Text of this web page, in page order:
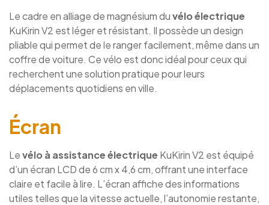
Le cadre en alliage de magnésium duvélo électrique
KuKirin V2 est léger et résistant. Il possède un design
pliable qui permet de le ranger facilement, même dans un
coffre de voiture. Ce vélo est donc idéal pour ceux qui
recherchent une solution pratique pour leurs
déplacements quotidiens en ville.
Écran
Levélo à assistance électrique KuKirin V2 est équipé
d’un écran LCD de 6 cm x 4,6 cm, offrant une interface
claire et facile à lire. L’écran affiche des informations
utiles telles que la vitesse actuelle, l’autonomie restante,